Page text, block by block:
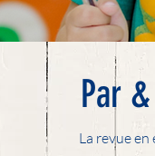
Par
La revue